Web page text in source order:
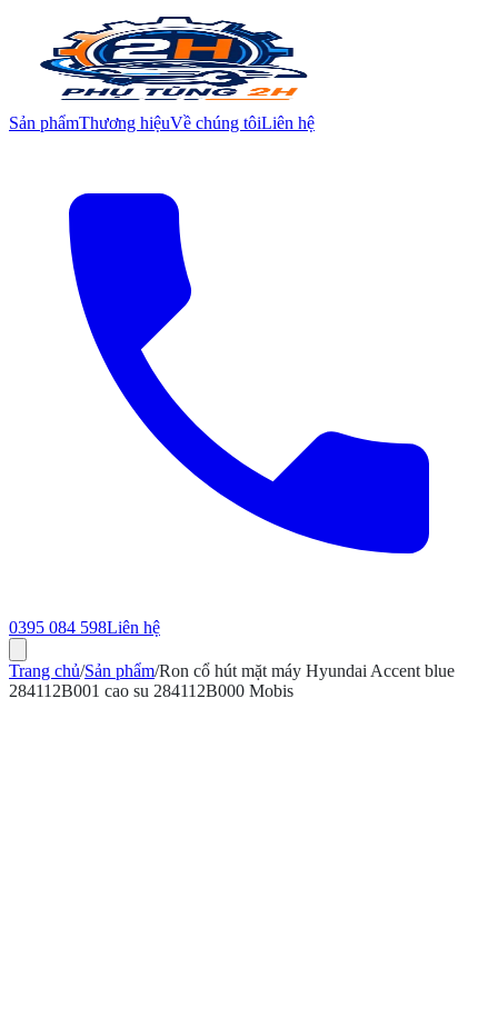
Sản phẩmThương hiệuVề chúng tôiLiên hệ
0395 084 598Liên hệ
Trang chủ/Sản phẩm/Ron cổ hút mặt máy Hyundai Accent blue
284112B001 cao su 284112B000 Mobis